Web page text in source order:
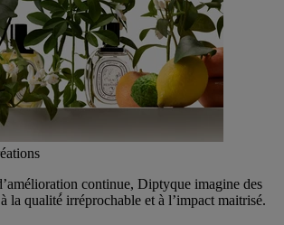
continue, Diptyque imagine des
la qualité́ irréprochable et à l’impact maitrisé.